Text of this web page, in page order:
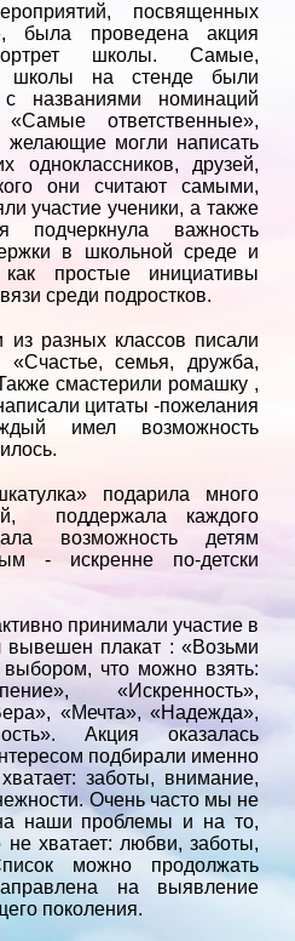
посвященных
была проведена акция
школы. Самые,
на стенде были
названиями номинаций
ответственные»,
могли написать
одноклассников, друзей,
они считают самыми,
участие ученики, а также
подчеркнула важность
в школьной среде и
как простые инициативы
среди подростков.
из разных классов писали
семья, дружба,
смастерили ромашку ,
цитаты -пожелания
имел возможность
подарила много
поддержала каждого
возможность детям
- искренне по-детски
принимали участие в
плакат : «Возьми
что можно взять:
«Искренность»,
«Мечта», «Надежда»,
Акция оказалась
подбирали именно
заботы, внимание,
Очень часто мы не
наши проблемы и на то,
не хватает: любви, заботы,
можно продолжать
на выявление
поколения.